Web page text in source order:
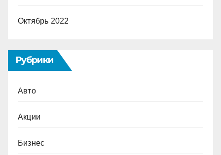
Октябрь 2022
Рубрики
Авто
Акции
Бизнес